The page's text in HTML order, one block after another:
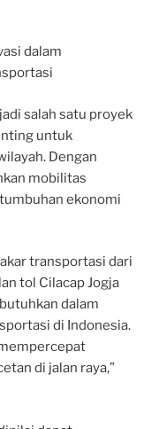
dalam
salah satu proyek
untuk
Dengan
mobilitas
ekonomi
transportasi dari
tol Cilacap Jogja
dalam
di Indonesia.
di jalan raya,”